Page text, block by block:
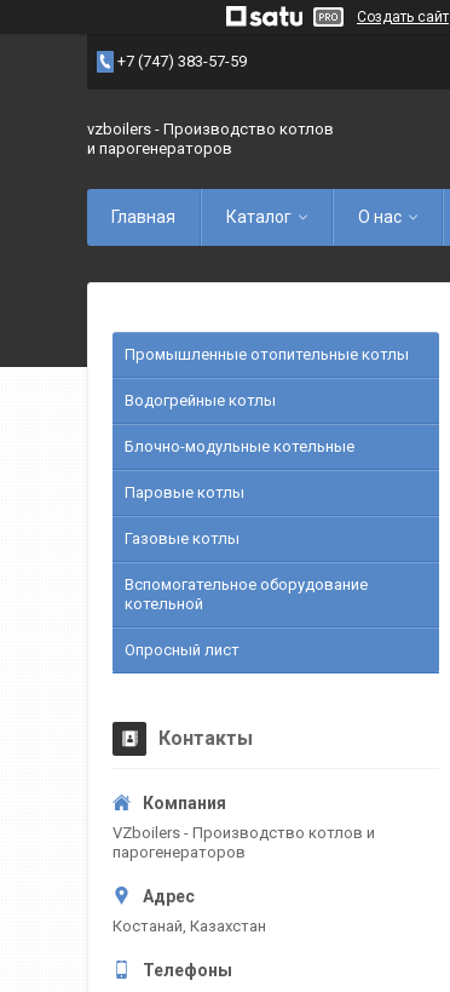
Создать сайт
+7 (747) 383-57-59
vzboilers - Производство котлов
и парогенераторов
Главная Каталог О нас
Промышленные отопительные котлы
Водогрейные котлы
Блочно-модульные котельные
Паровые котлы
Газовые котлы
Вспомогательное оборудование
котельной
Опросный лист
Контакты
VZboilers - Производство котлов и
парогенераторов
Костанай, Казахстан